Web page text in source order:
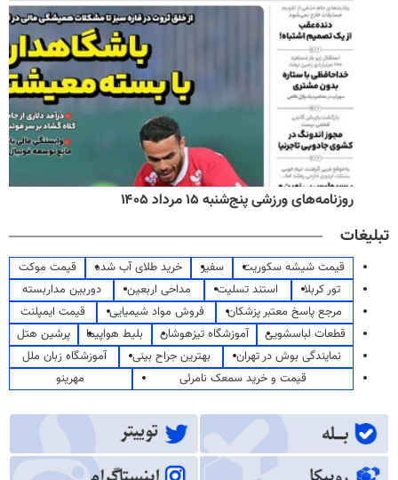
روزنامه‌های ورزشی پنج‌شنبه ۱۵ مرداد ۱۴۰۵
تبلیغات
قیمت شیشه سکوریت سفیر خرید طلای آب شده
قیمت موکت
تور کربلا
استند تسلیت مداحی اربعین
دوربین مداربسته
مرجع پاسخ معتبر پزشکان
فروش مواد شیمیایی
قیمت ایمپلنت
قطعات لباسشویی
آموزشگاه تیزهوشان بلیط هواپیما
پرشین هتل
نمایندگی بوش در تهران
بهترین جراح بینی
آموزشگاه زبان ملل
قیمت و خرید سمعک نامرئی
مهرینو